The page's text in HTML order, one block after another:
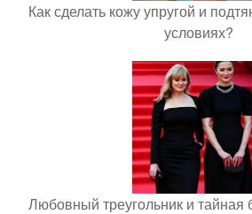
Как сделать кожу упругой и
условиях?
Любовный треугольник и тайная